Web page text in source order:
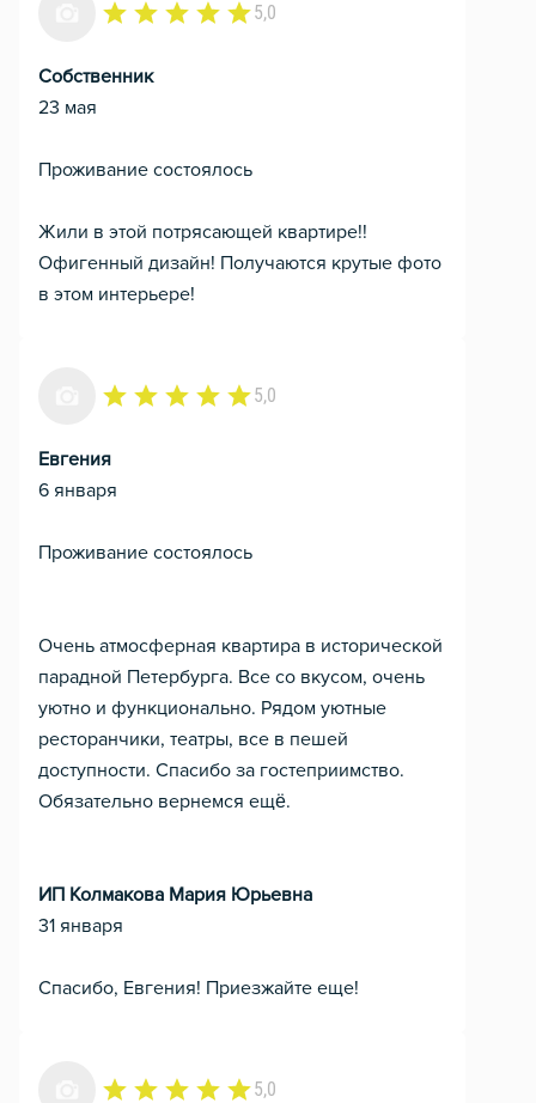
5,0
Собственник
23 мая
Проживание состоялось
Жили в этой потрясающей квартире!!
Офигенный дизайн! Получаются крутые фото
в этом интерьере!
5,0
Евгения
6 января
Проживание состоялось
Очень атмосферная квартира в исторической
парадной Петербурга. Все со вкусом, очень
уютно и функционально. Рядом уютные
ресторанчики, театры, все в пешей
доступности. Спасибо за гостеприимство.
Обязательно вернемся ещё.
ИП Колмакова Мария Юрьевна
31 января
Спасибо, Евгения! Приезжайте еще!
5,0